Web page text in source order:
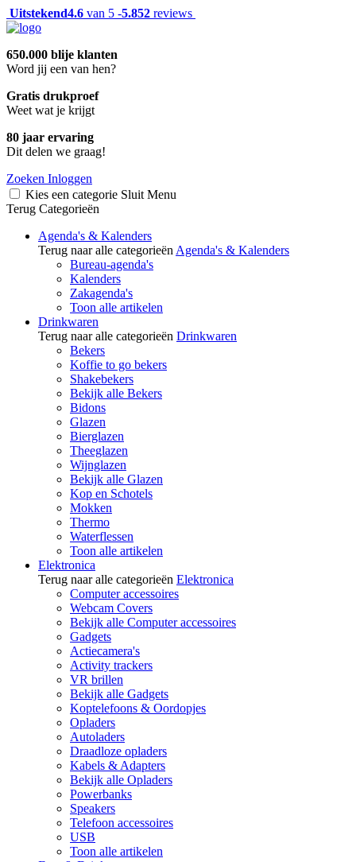
Uitstekend4.6 van 5 -5.852 reviews
650.000 blije klanten
Word jij een van hen?
Gratis drukproef
Weet wat je krijgt
80 jaar ervaring
Dit delen we graag!
Zoeken Inloggen
Kies een categorie Sluit Menu
Terug Categorieën
Agenda's & Kalenders
Terug naar alle categorieën Agenda's & Kalenders
Bureau-agenda's
Kalenders
Zakagenda's
Toon alle artikelen
Drinkwaren
Terug naar alle categorieën Drinkwaren
Bekers
Koffie to go bekers
Shakebekers
Bekijk alle Bekers
Bidons
Glazen
Bierglazen
Theeglazen
Wijnglazen
Bekijk alle Glazen
Kop en Schotels
Mokken
Thermo
Waterflessen
Toon alle artikelen
Elektronica
Terug naar alle categorieën Elektronica
Computer accessoires
Webcam Covers
Bekijk alle Computer accessoires
Gadgets
Actiecamera's
Activity trackers
VR brillen
Bekijk alle Gadgets
Koptelefoons & Oordopjes
Opladers
Autoladers
Draadloze opladers
Kabels & Adapters
Bekijk alle Opladers
Powerbanks
Speakers
Telefoon accessoires
USB
Toon alle artikelen